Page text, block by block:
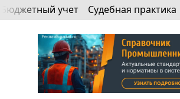
Бюджетный учет Судебная практика